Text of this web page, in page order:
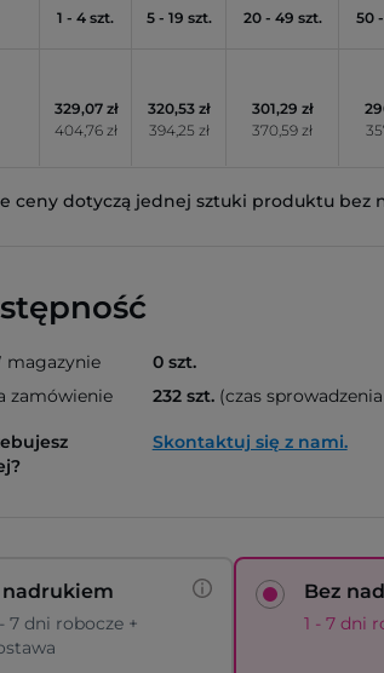
1 - 4 szt. 5 - 19 szt. 20 - 49 szt. 50
329,07 zł
404,76 zł
320,53 zł
394,25 zł
301,29 zł
370,59 zł
ceny dotyczą jednej sztuki produktu bez
magazynie
zamówienie
0 szt.
232 szt.(czas
Skontaktuj się z nami.
nadrukiem
7 dni robocze +
Bez
1 - 7 dni